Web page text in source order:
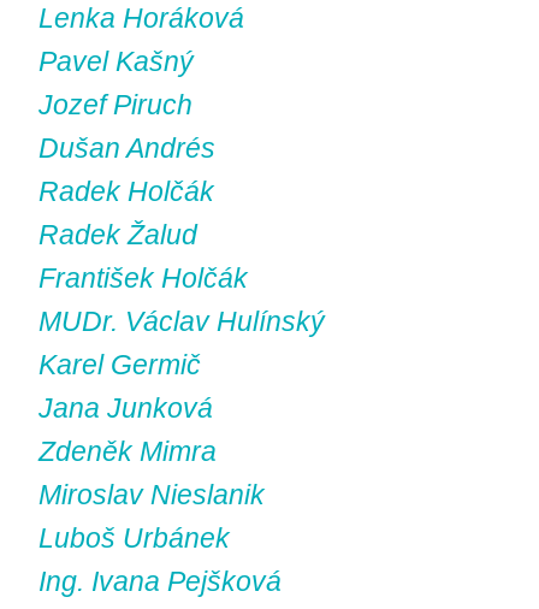
Lenka Horáková
Pavel Kašný
Jozef Piruch
Dušan Andrés
Radek Holčák
Radek Žalud
František Holčák
MUDr. Václav Hulínský
Karel Germič
Jana Junková
Zdeněk Mimra
Miroslav Nieslanik
Luboš Urbánek
Ing. Ivana Pejšková